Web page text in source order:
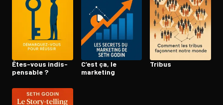
Êtes-vous in­dis­
pen­sable ?
C’est ça, le
marketing
Tribus